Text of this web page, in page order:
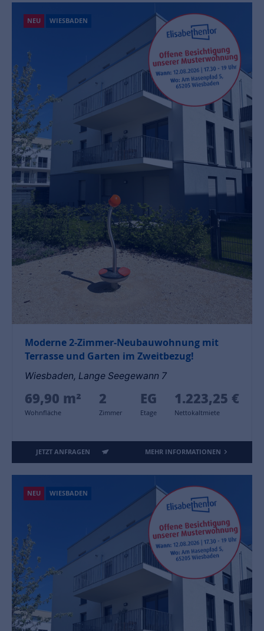
NEU WIESBADEN
Moderne 2-Zimmer-Neubauwohnung mit
Terrasse und Garten im Zweitbezug!
Wiesbaden, Lange Seegewann 7
69,90 m²
Wohnfläche
2
Zimmer
EG
Etage
1.223,25 €
Nettokaltmiete
JETZT ANFRAGEN MEHR INFORMATIONEN
NEU WIESBADEN